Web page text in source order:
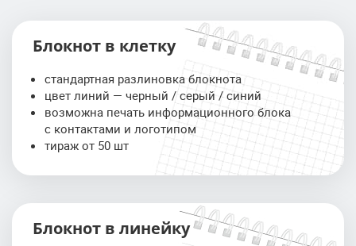
Блокнот в клетку
стандартная разлиновка блокнота
цвет линий — черный / серый / синий
возможна печать информационного блока
с контактами и логотипом
тираж от 50 шт
Блокнот в линейку